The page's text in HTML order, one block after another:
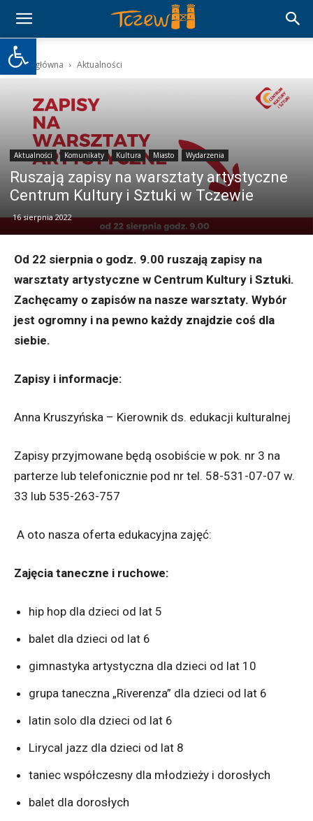
Otwórz pasek narzędzi
Strona główna Aktualności
Aktualności Komunikaty Kultura Miasto Wydarzenia
Ruszają zapisy na warsztaty artystyczne
Centrum Kultury i Sztuki w Tczewie
16 sierpnia 2022
Od 22 sierpnia o godz. 9.00 ruszają zapisy na
warsztaty artystyczne w Centrum Kultury i Sztuki.
Zachęcamy o zapisów na nasze warsztaty. Wybór
jest ogromny i na pewno każdy znajdzie coś dla
siebie.
Zapisy i informacje:
Anna Kruszyńska – Kierownik ds. edukacji kulturalnej
Zapisy przyjmowane będą osobiście w pok. nr 3 na
parterze lub telefonicznie pod nr tel. 58-531-07-07 w.
33 lub 535-263-757
A oto nasza oferta edukacyjna zajęć:
Zajęcia taneczne i ruchowe:
hip hop dla dzieci od lat 5
balet dla dzieci od lat 6
gimnastyka artystyczna dla dzieci od lat 10
grupa taneczna „Riverenza” dla dzieci od lat 6
latin solo dla dzieci od lat 6
Lirycal jazz dla dzieci od lat 8
taniec współczesny dla młodzieży i dorosłych
balet dla dorosłych